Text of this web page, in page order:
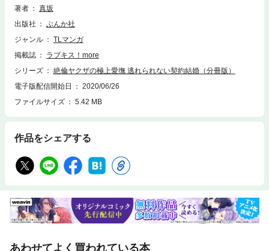
ーラのある男・京（かなどめ）と出会う。京からのデートのお誘いに「得
由紀…。京の“ある思惑”を知る由もなく、デートを承諾してしまった由紀
だったが、その出会いは由紀の運命を大きく変えて――？ 【極道の組
りました!? 拒むことのできない契約結婚から始まるエモーショナルラブ
ストーリー！ ※この作品は『ラブキス！more Vol.8』に収録されていま
著者
真坂
出版社
ぶんか社
ジャンル
TLマンガ
掲載誌
ラブキス！more
シリーズ
絶倫ヤクザの極上愛撫 逃れられない契約結婚（分冊版）
電子版配信開始日
2020/06/26
ファイルサイズ
5.42 MB
作品をシェアする
あわせてよく買われている本